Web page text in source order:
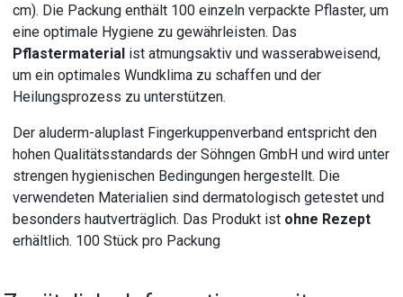
cm). Die Packung enthält 100 einzeln verpackte Pflaster, um
eine optimale Hygiene zu gewährleisten. Das
Pflastermaterial ist atmungsaktiv und wasserabweisend,
um ein optimales Wundklima zu schaffen und der
Heilungsprozess zu unterstützen.
Der aluderm-aluplast Fingerkuppenverband entspricht den
hohen Qualitätsstandards der Söhngen GmbH und wird unter
strengen hygienischen Bedingungen hergestellt. Die
verwendeten Materialien sind dermatologisch getestet und
besonders hautverträglich. Das Produkt ist ohne Rezept
erhältlich. 100 Stück pro Packung